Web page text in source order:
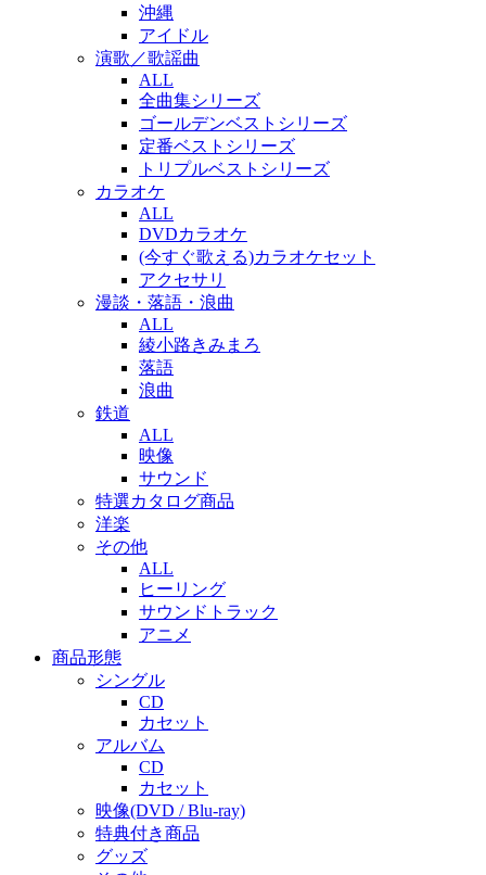
沖縄
アイドル
演歌／歌謡曲
ALL
全曲集シリーズ
ゴールデンベストシリーズ
定番ベストシリーズ
トリプルベストシリーズ
カラオケ
ALL
DVDカラオケ
(今すぐ歌える)カラオケセット
アクセサリ
漫談・落語・浪曲
ALL
綾小路きみまろ
落語
浪曲
鉄道
ALL
映像
サウンド
特選カタログ商品
洋楽
その他
ALL
ヒーリング
サウンドトラック
アニメ
商品形態
シングル
CD
カセット
アルバム
CD
カセット
映像(DVD / Blu-ray)
特典付き商品
グッズ